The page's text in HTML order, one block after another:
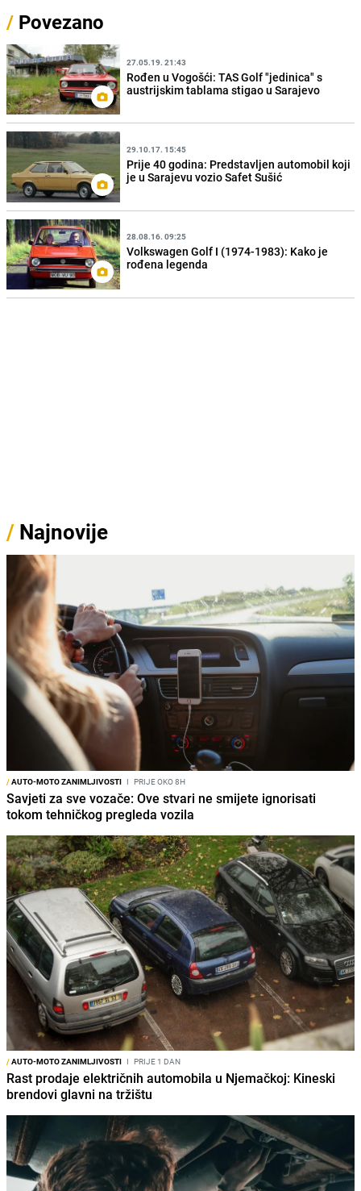
/ Povezano
27.05.19. 21:43
Rođen u Vogošći: TAS Golf "jedinica" s
austrijskim tablama stigao u Sarajevo
29.10.17. 15:45
Prije 40 godina: Predstavljen automobil koji
je u Sarajevu vozio Safet Sušić
28.08.16. 09:25
Volkswagen Golf I (1974-1983): Kako je
rođena legenda
/ Najnovije
/AUTO-MOTO ZANIMLJIVOSTI I PRIJE OKO 8H
Savjeti za sve vozače: Ove stvari ne smijete ignorisati
tokom tehničkog pregleda vozila
/AUTO-MOTO ZANIMLJIVOSTI I PRIJE 1 DAN
Rast prodaje električnih automobila u Njemačkoj: Kineski
brendovi glavni na tržištu